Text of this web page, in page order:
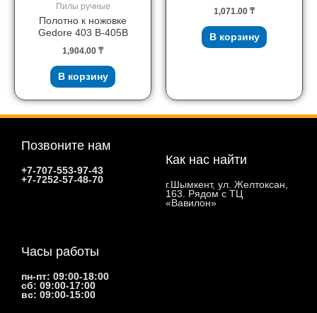
Пилы ручные
Полотно к ножовке
Gedore 403 B-405B
1,904.00 ₸
В корзину
1,071.00 ₸
В корзину
Позвоните нам
+7-707-553-97-43
+7-7252-57-48-70
Как нас найти
г.Шымкент, ул. Желтоксан,
163. Рядом с ТЦ
«Вавилон»
Часы работы
пн-пт: 09:00-18:00
сб: 09:00-17:00
вс: 09:00-15:00